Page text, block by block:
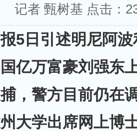
记者 甄树基 点击：
5日引述明尼阿
亿万富豪刘强东
，警方目前仍在
大学出席网上博